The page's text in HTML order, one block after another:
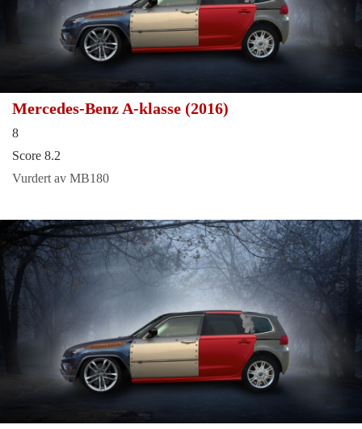
Mercedes-Benz A-klasse (2016)
8
Score 8.2
Vurdert av MB180